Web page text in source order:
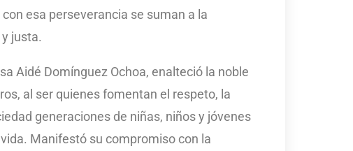
esa perseverancia se suman a la
justa.
Aidé Domínguez Ochoa, enalteció la noble
al ser quienes fomentan el respeto, la
generaciones de niñas, niños y jóvenes
Manifestó su compromiso con la